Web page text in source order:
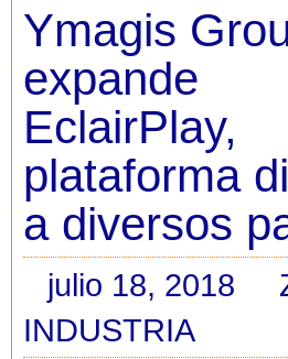
Ymagis
expande
EclairPlay,
plataforma
a diversos
julio 18, 2018
INDUSTRIA